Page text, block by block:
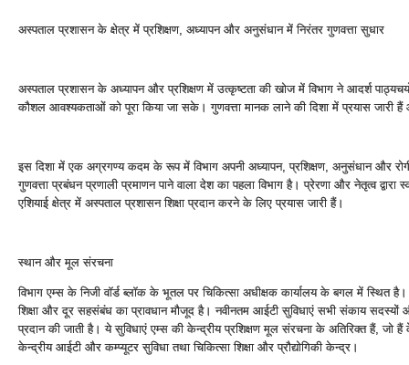
अस्‍पताल प्रशासन के क्षेत्र में प्रशिक्षण, अध्‍यापन और अनुसंधान में निरंतर गुणवत्ता सुधार
अस्‍पताल प्रशासन के अध्‍यापन और प्रशिक्षण में उत्‍कृष्‍टता की खोज में विभाग ने आदर्श
कौशल आवश्‍यकताओं को पूरा किया जा सके। गुणवत्ता मानक लाने की दिशा में प्रयास जारी
इस दिशा में एक अग्रगण्‍य कदम के रूप में विभाग अपनी अध्‍यापन, प्रशिक्षण, अनुसंधान और
गुणवत्ता प्रबंधन प्रणाली प्रमाणन पाने वाला देश का पहला विभाग है। प्रेरणा और नेतृत्‍व
एशियाई क्षेत्र में अस्‍पताल प्रशासन शिक्षा प्रदान करने के लिए प्रयास जारी हैं।
स्‍थान और मूल संरचना
विभाग एम्‍स के निजी वॉर्ड ब्‍लॉक के भूतल पर चिकित्‍सा अधीक्षक कार्यालय के बगल में स्थित
शिक्षा और दूर सहसंबंध का प्रावधान मौजूद है। नवीनतम आईटी सुविधाएं सभी संकाय
प्रदान की जाती है। ये सुविधाएं एम्‍स की केन्‍द्रीय प्रशिक्षण मूल संरचना के अतिरिक्‍त हैं, जो हैं
केन्‍द्रीय आईटी और कम्‍प्‍यूटर सुविधा तथा चिकित्‍सा शिक्षा और प्रौद्योगिकी केन्‍द्र।